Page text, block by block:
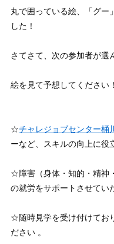
丸で囲っている絵、「グー
した！
さてさて、次の参加者が選
絵を見て予想してください！
☆チャレジョブセンター桶川
ーなど、スキルの向上に役
☆障害（身体・知的・精神
の就労をサポートさせてい
☆随時見学を受け付けてお
ださい 。